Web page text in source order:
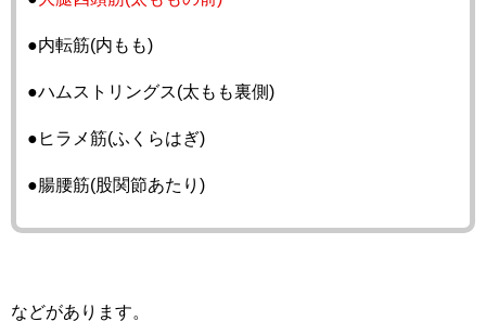
●内転筋(内もも)
●ハムストリングス(太もも裏側)
●ヒラメ筋(ふくらはぎ)
●腸腰筋(股関節あたり)
などがあります。